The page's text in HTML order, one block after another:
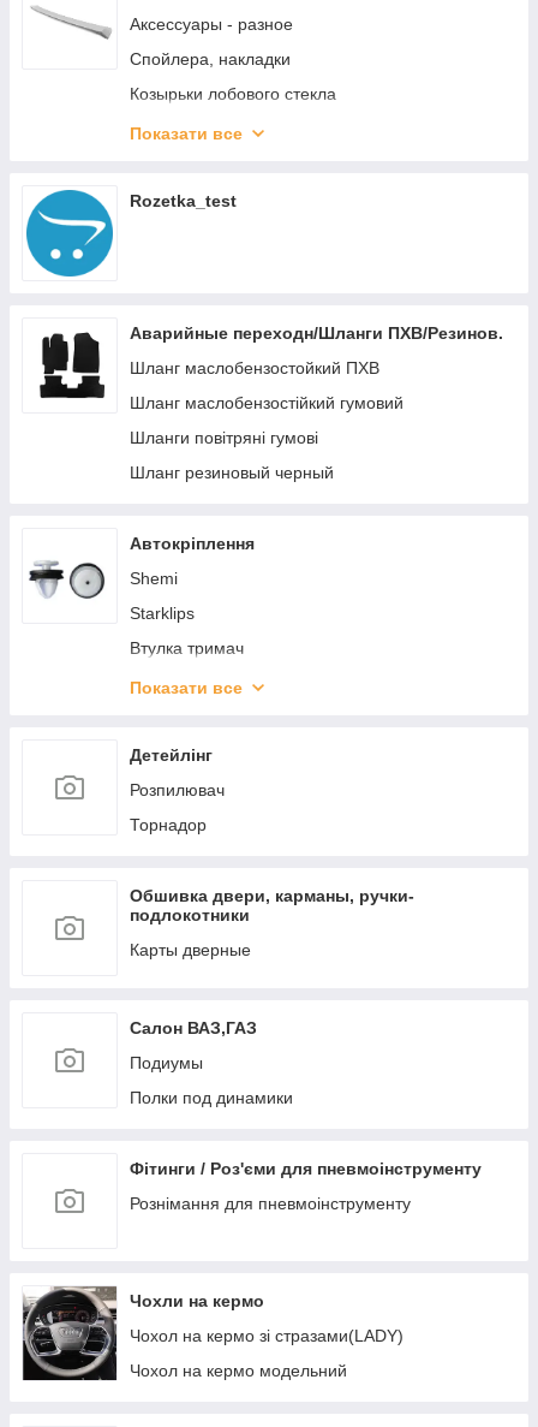
Аксессуары - разное
Спойлера, накладки
Козырьки лобового стекла
Кузов,Оптика
Хром накладки
2.Дефлектора окон
3.Ковры
4.Брызговики
5.Рейлинги, багажники
6.Автохимия, Масла, Жидкости
Показати все
Rozetka_test
Аварийные переходн/Шланги ПХВ/Резинов.
Шланг маслобензостойкий ПХВ
Шланг маслобензостійкий гумовий
Шланги повітряні гумові
Шланг резиновый черный
Автокріплення
Shemi
Starklips
Втулка тримач
Відбійники
Гвинт
З'єднувачі
Заглушки кузова
Набір гумових кілець,сальник,втулок
Полтава
Саморіз
Скоба, Шайба металева
Фіксатор дверного типу
Фіксатор килимків салону
Фіксатор натискного типу
Фіксатор під саморіз
Фіксатор типу цвях
Фіксатор ущільнювачів
Хомути та тримачі
Показати все
Детейлінг
Розпилювач
Торнадор
Обшивка двери, карманы, ручки-
подлокотники
Карты дверные
Салон ВАЗ,ГАЗ
Подиумы
Полки под динамики
Фітинги / Роз'єми для пневмоінструменту
Рознімання для пневмоінструменту
Чохли на кермо
Чохол на кермо зі стразами(LADY)
Чохол на кермо модельний